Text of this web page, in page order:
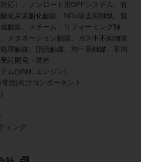
応）、ノンロード用DPFシステム、有
化炭素酸化触媒、NOx除去用触媒、脱
触媒、スチーム・リフォーミング触
メタネーション触媒、ガス中不純物除
理触媒、脱硫触媒、均一系触媒、不均
託開発・製造
ム(VAM, エンジン),
池)向けコンポーネント:
ィング